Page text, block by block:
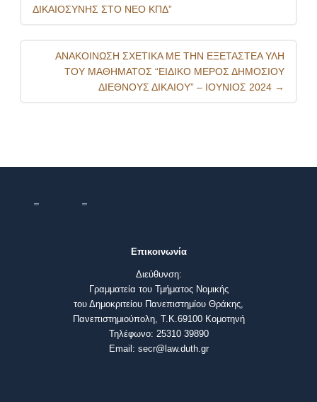
ΔΙΚΑΙΟΣΥΝΗΣ ΣΤΟ ΝΕΟ ΚΠΔ”
ΑΝΑΚΟΙΝΩΣΗ ΣΧΕΤΙΚΑ ΜΕ ΤΗΝ ΕΞΕΤΑΣΤΕΑ ΥΛΗ
ΤΟΥ ΜΑΘΗΜΑΤΟΣ “ΕΙΔΙΚΟ ΜΕΡΟΣ ΔΗΜΟΣΙΟΥ
ΔΙΕΘΝΟΥΣ ΔΙΚΑΙΟΥ” – ΙΟΥΝΙΟΣ 2024 →
Επικοινωνία
Διεύθυνση:
Γραμματεία του Τμήματος Νομικής
του Δημοκριτείου Πανεπιστημίου Θράκης,
Πανεπιστημιούπολη, Τ.Κ.69100 Κομοτηνή
Τηλέφωνο: 25310 39890
Email: secr@law.duth.gr